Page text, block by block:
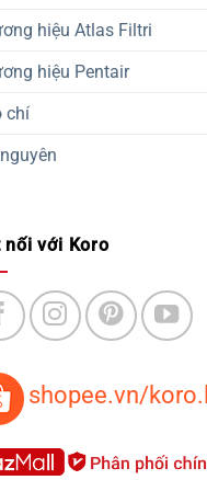
hiệu Atlas Filtri
hiệu Pentair
chí
nối với Koro
shopee.vn/